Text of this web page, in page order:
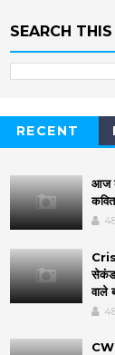
SEARCH
RECENT
आज
सेकंड
वाले